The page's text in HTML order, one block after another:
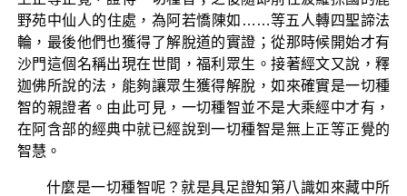
野苑中仙人的住處，為阿若憍陳如……等五人轉四聖諦法
輪，最後他們也獲得了解脫道的實證；從那時候開始才有
沙門這個名稱出現在世間，福利眾生。接著經文又說，釋
迦佛所說的法，能夠讓眾生獲得解脫，如來確實是一切種
智的親證者。由此可見，一切種智並不是大乘經中才有，
在阿含部的經典中就已經說到一切種智是無上正等正覺的
智慧。
什麼是一切種智呢？就是具足證知第八識如來藏中所